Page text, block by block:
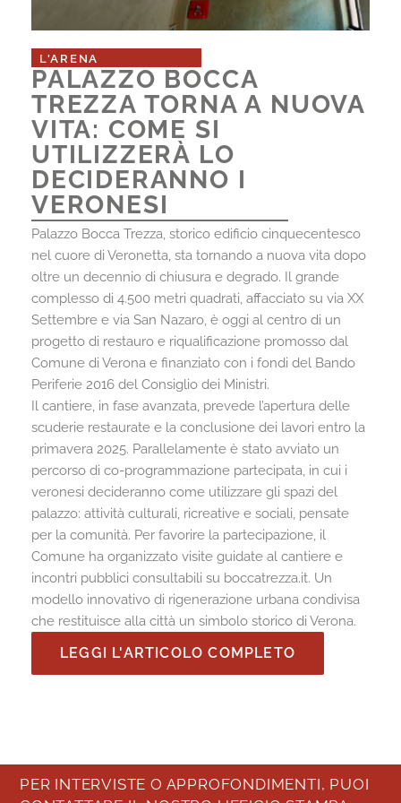
L'ARENA
PALAZZO BOCCA
TREZZA TORNA A NUOVA
VITA: COME SI
UTILIZZERÀ LO
DECIDERANNO I
VERONESI
Palazzo Bocca Trezza, storico edificio cinquecentesco
nel cuore di Veronetta, sta tornando a nuova vita dopo
oltre un decennio di chiusura e degrado. Il grande
complesso di 4.500 metri quadrati, affacciato su via XX
Settembre e via San Nazaro, è oggi al centro di un
progetto di restauro e riqualificazione promosso dal
Comune di Verona e finanziato con i fondi del Bando
Periferie 2016 del Consiglio dei Ministri.
Il cantiere, in fase avanzata, prevede l’apertura delle
scuderie restaurate e la conclusione dei lavori entro la
primavera 2025. Parallelamente è stato avviato un
percorso di co-programmazione partecipata, in cui i
veronesi decideranno come utilizzare gli spazi del
palazzo: attività culturali, ricreative e sociali, pensate
per la comunità. Per favorire la partecipazione, il
Comune ha organizzato visite guidate al cantiere e
incontri pubblici consultabili su boccatrezza.it. Un
modello innovativo di rigenerazione urbana condivisa
che restituisce alla città un simbolo storico di Verona.
LEGGI L'ARTICOLO COMPLETO
PER INTERVISTE O APPROFONDIMENTI, PUOI